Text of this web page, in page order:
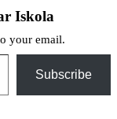
Iskola
your email.
Subscribe